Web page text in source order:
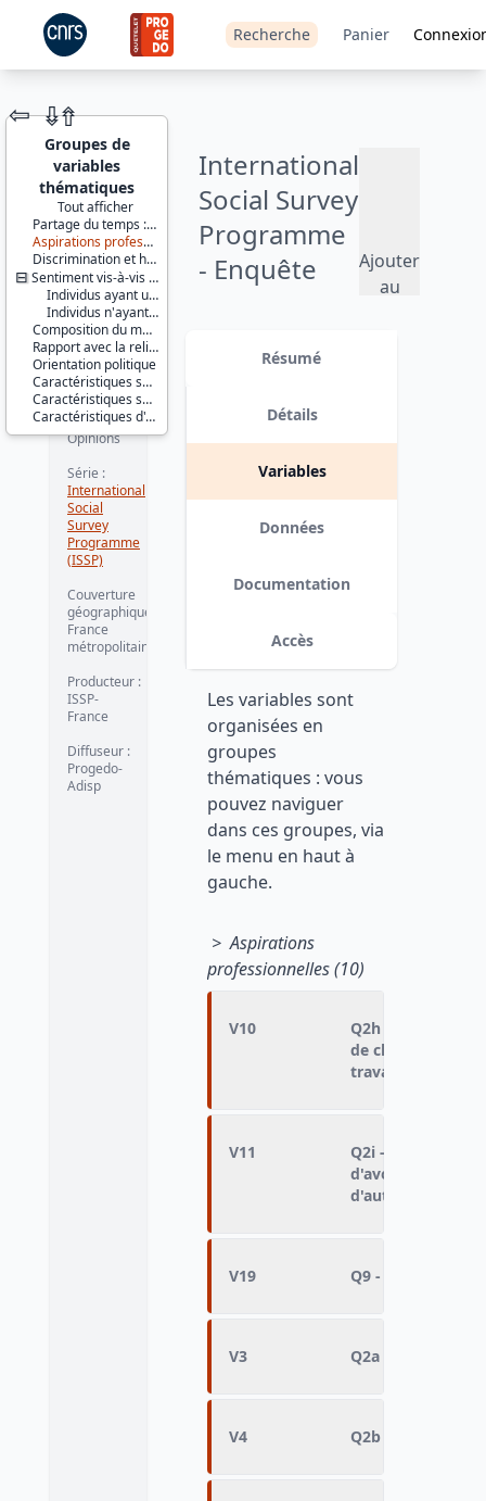
Recherche Panier
JEU DE
DONNÉES
International
Social Survey
Programme
- Enquête
travail IV -
Ajouter
au
Version 1 date : 2016-07-25
⇦ ⇮⇮
Groupes de
variables
thématiques
Tout afficher
Partage du temps : travail, famille et loisirs
Aspirations professionnelles
Discrimination et harcèlement au travail
Sentiment vis-à-vis du travail
Individus ayant un emploi rémunéré
Individus n'ayant pas d'emploi rémunéré
Composition du ménage
Rapport avec la religion
Orientation politique
Caractéristiques socio-démographiques de l'enquêté(e)
Caractéristiques socio-démographiques du conjoint de l'enquêté(e)
Caractéristiques d'enquête
Identifiants :
lil-1101
doi:10.13144/lil-
1101
Thème :
Opinions
Série :
International
Social
Survey
Programme
(ISSP)
Couverture
géographique :
France
métropolitaine
Producteur :
ISSP-
France
Diffuseur :
Progedo-
Adisp
Résumé
Détails
Variables
Données
Documentation
Accès
Les variables sont
organisées en
groupes
thématiques : vous
pouvez naviguer
dans ces groupes, via
le menu en haut à
gauche.
> Aspirations
professionnelles (10)
V10
Q2h -
de choisir les
travaille
V11
Q2i -
d'avoir des
d'autres
V19 Q9 - Choix de la
V3 Q2a -
V4 Q2b -